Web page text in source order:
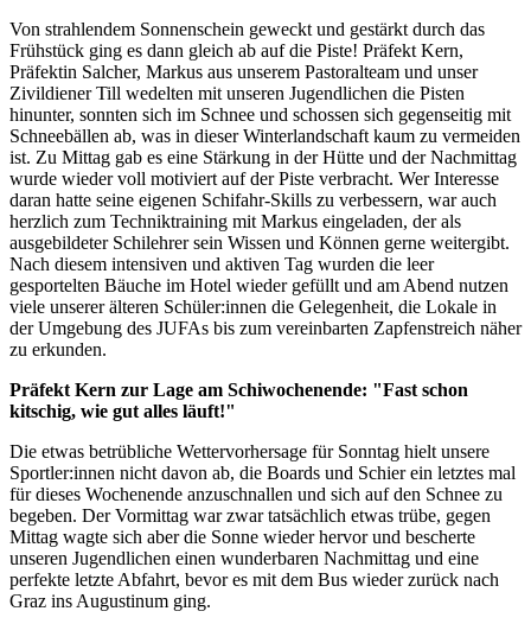
Von strahlendem Sonnenschein geweckt und gestärkt durch das
Frühstück ging es dann gleich ab auf die Piste! Präfekt Kern,
Präfektin Salcher, Markus aus unserem Pastoralteam und unser
Zivildiener Till wedelten mit unseren Jugendlichen die Pisten
hinunter, sonnten sich im Schnee und schossen sich gegenseitig mit
Schneebällen ab, was in dieser Winterlandschaft kaum zu vermeiden
ist. Zu Mittag gab es eine Stärkung in der Hütte und der Nachmittag
wurde wieder voll motiviert auf der Piste verbracht. Wer Interesse
daran hatte seine eigenen Schifahr-Skills zu verbessern, war auch
herzlich zum Techniktraining mit Markus eingeladen, der als
ausgebildeter Schilehrer sein Wissen und Können gerne weitergibt.
Nach diesem intensiven und aktiven Tag wurden die leer
gesportelten Bäuche im Hotel wieder gefüllt und am Abend nutzen
viele unserer älteren Schüler:innen die Gelegenheit, die Lokale in
der Umgebung des JUFAs bis zum vereinbarten Zapfenstreich näher
zu erkunden.
Präfekt Kern zur Lage am Schiwochenende: "Fast schon
kitschig, wie gut alles läuft!"
Die etwas betrübliche Wettervorhersage für Sonntag hielt unsere
Sportler:innen nicht davon ab, die Boards und Schier ein letztes mal
für dieses Wochenende anzuschnallen und sich auf den Schnee zu
begeben. Der Vormittag war zwar tatsächlich etwas trübe, gegen
Mittag wagte sich aber die Sonne wieder hervor und bescherte
unseren Jugendlichen einen wunderbaren Nachmittag und eine
perfekte letzte Abfahrt, bevor es mit dem Bus wieder zurück nach
Graz ins Augustinum ging.